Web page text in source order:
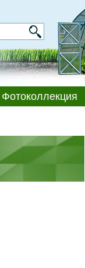
Фотоколлекция